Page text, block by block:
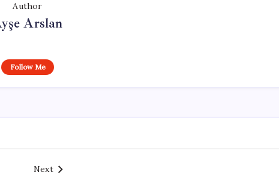
Author
Arslan
Follow Me
Next